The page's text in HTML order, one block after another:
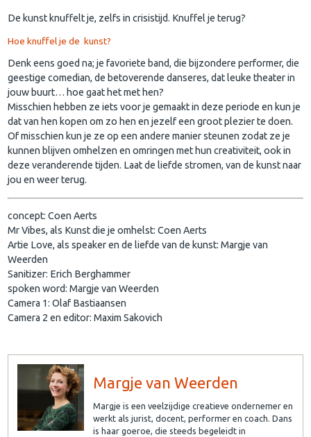
De kunst knuffelt je, zelfs in crisistijd. Knuffel je terug?
Hoe knuffel je de kunst?
Denk eens goed na; je favoriete band, die bijzondere performer, die
geestige comedian, de betoverende danseres, dat leuke theater in
jouw buurt… hoe gaat het met hen?
Misschien hebben ze iets voor je gemaakt in deze periode en kun je
dat van hen kopen om zo hen en jezelf een groot plezier te doen.
Of misschien kun je ze op een andere manier steunen zodat ze je
kunnen blijven omhelzen en omringen met hun creativiteit, ook in
deze veranderende tijden. Laat de liefde stromen, van de kunst naar
jou en weer terug.
concept: Coen Aerts
Mr Vibes, als Kunst die je omhelst: Coen Aerts
Artie Love, als speaker en de liefde van de kunst: Margje van
Weerden
Sanitizer: Erich Berghammer
spoken word: Margje van Weerden
Camera 1: Olaf Bastiaansen
Camera 2 en editor: Maxim Sakovich
Margje van Weerden
Margje is een veelzijdige creatieve ondernemer en
werkt als jurist, docent, performer en coach. Dans
is haar goeroe, die steeds begeleidt in